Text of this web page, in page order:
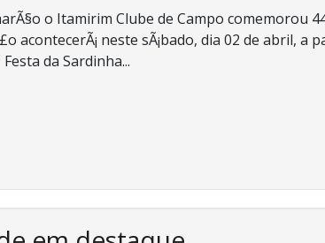
o Itamirim Clube de Campo comemorou
acontecerÃ¡ neste sÃ¡bado, dia 02 de abril, a
da Sardinha...